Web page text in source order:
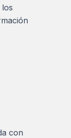
con